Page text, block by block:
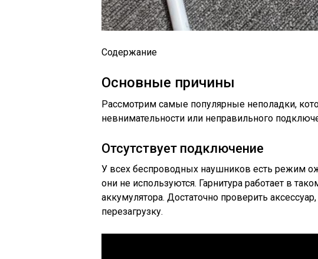
Содержание
Основные причины
Рассмотрим самые популярные неполадки,
невнимательности или неправильного
Отсутствует подключение
У всех беспроводных наушников есть режим
они не используются. Гарнитура работает в
аккумулятора. Достаточно проверить
перезагрузку.